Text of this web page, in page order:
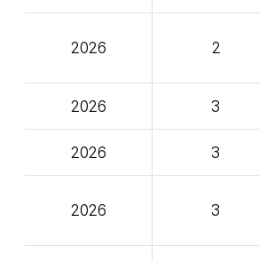
2026 2
2026 3
2026 3
2026 3